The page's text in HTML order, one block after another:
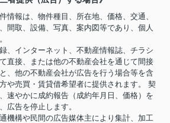
情報は、物件種目、所在地、価格、交通、
間取、設備、写真、案内図等であり、個人
、インターネット、不動産情報誌、チラシ
直接、または他の不動産会社を通じて間接
、他の不動産会社が広告を行う場合等を含
や売買・賃貸借希望者に提供されます。 契
速やかに成約報告（成約年月日、価格）を
広告を停止します。
機構や民間の広告媒体主により集計、加工